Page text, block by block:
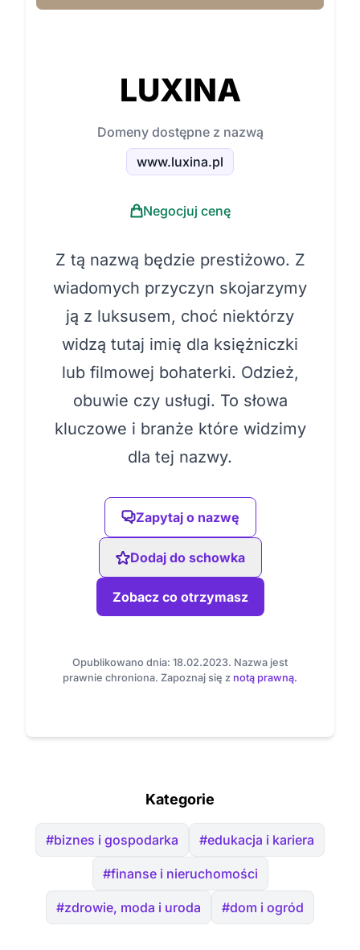
LUXINA
Domeny dostępne z nazwą
www.luxina.pl
Negocjuj cenę
Z tą nazwą będzie prestiżowo. Z
wiadomych przyczyn skojarzymy
ją z luksusem, choć niektórzy
widzą tutaj imię dla księżniczki
lub filmowej bohaterki. Odzież,
obuwie czy usługi. To słowa
kluczowe i branże które widzimy
dla tej nazwy.
Zapytaj o nazwę
Dodaj do schowka
Zobacz co otrzymasz
Opublikowano dnia: 18.02.2023. Nazwa jest
prawnie chroniona. Zapoznaj się z notą prawną.
Kategorie
#biznes i gospodarka #edukacja i kariera
#finanse i nieruchomości
#zdrowie, moda i uroda #dom i ogród